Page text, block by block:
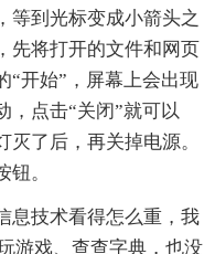
等到光标变成小箭头之
先将打开的文件和网页
“开始”，屏幕上会出现
，点击“关闭”就可以
了后，再关掉电源。
。
技术看得怎么重，我
游戏、查查字典，也没